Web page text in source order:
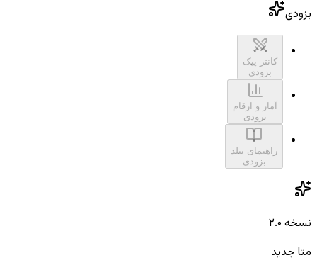
بزودی
کانتر پیک
بزودی
آمار و ارقام
بزودی
راهنمای بیلد
بزودی
نسخه ۲.۰
متا جدید